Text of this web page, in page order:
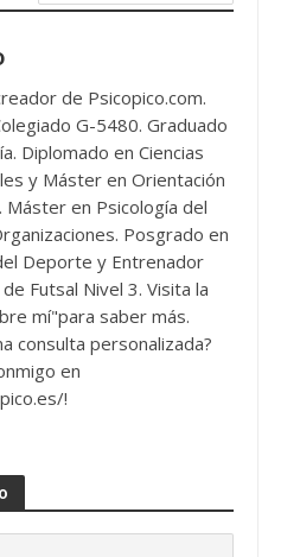
de Psicopico.com.
G-5480. Graduado
Diplomado en Ciencias
y Máster en Orientación
Máster en Psicología del
Posgrado en
Deporte y Entrenador
Futsal Nivel 3. Visita la
mí"para saber más.
consulta personalizada?
en
!